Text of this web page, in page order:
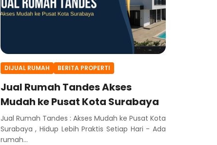
DIJUAL RUMAH BERITA PROPERTI
Jual Rumah Tandes Akses
Mudah ke Pusat Kota Surabaya
Jual Rumah Tandes : Akses Mudah ke Pusat Kota
Surabaya , Hidup Lebih Praktis Setiap Hari - Ada
rumah...